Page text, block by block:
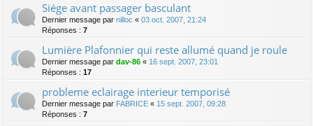
Siége avant passager basculant
Dernier message par nilloc « 03 oct. 2007, 21:24
Réponses : 7
Lumière Plafonnier qui reste allumé quand je roule
Dernier message par dav-86 « 16 sept. 2007, 23:01
Réponses : 17
probleme eclairage interieur temporisé
Dernier message par FABRICE « 15 sept. 2007, 09:28
Réponses : 7